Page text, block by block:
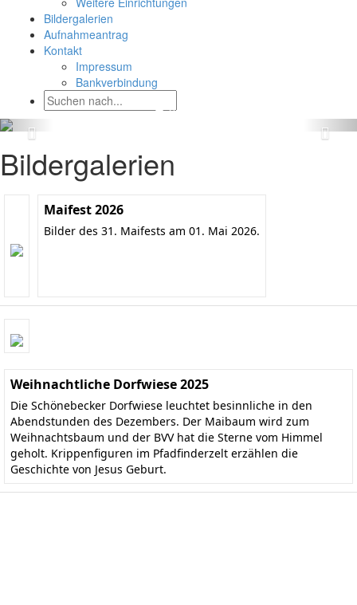
Bildergalerien
Aufnahmeantrag
Kontakt
Impressum
Bankverbindung
Bildergalerien
Maifest 2026
Bilder des 31. Maifests am 01. Mai 2026.
Weihnachtliche Dorfwiese 2025
Die Schönebecker Dorfwiese leuchtet besinnliche in den
Abendstunden des Dezembers. Der Maibaum wird zum
Weihnachtsbaum und der BVV hat die Sterne vom Himmel
geholt. Krippenfiguren im Pfadfinderzelt erzählen die
Geschichte von Jesus Geburt.